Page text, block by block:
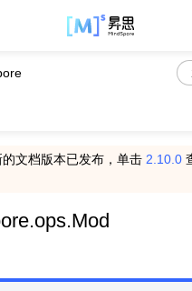
的文档版本已发布，单击 2.10.0